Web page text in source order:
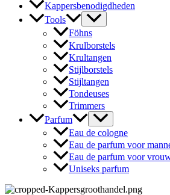
Kappersbenodigdheden
Tools
Föhns
Krulborstels
Krultangen
Stijlborstels
Stijltangen
Tondeuses
Trimmers
Parfum
Eau de cologne
Eau de parfum voor
Eau de parfum voor
Uniseks parfum